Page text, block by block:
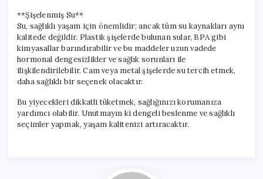
**Şişelenmiş Su**
Su, sağlıklı yaşam için önemlidir; ancak tüm su kaynakları aynı
kalitede değildir. Plastik şişelerde bulunan sular, BPA gibi
kimyasallar barındırabilir ve bu maddeler uzun vadede
hormonal dengesizlikler ve sağlık sorunları ile
ilişkilendirilebilir. Cam veya metal şişelerde su tercih etmek,
daha sağlıklı bir seçenek olacaktır.
Bu yiyecekleri dikkatli tüketmek, sağlığınızı korumanıza
yardımcı olabilir. Unutmayın ki dengeli beslenme ve sağlıklı
seçimler yapmak, yaşam kalitenizi artıracaktır.